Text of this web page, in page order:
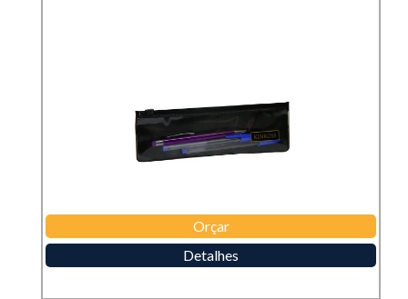
Orçar
Detalhes